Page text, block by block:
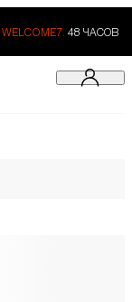
WELCOME7. 48 ЧАСОВ